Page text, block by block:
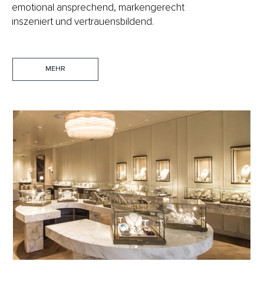
emotional ansprechend, markengerecht
inszeniert und vertrauensbildend.
MEHR